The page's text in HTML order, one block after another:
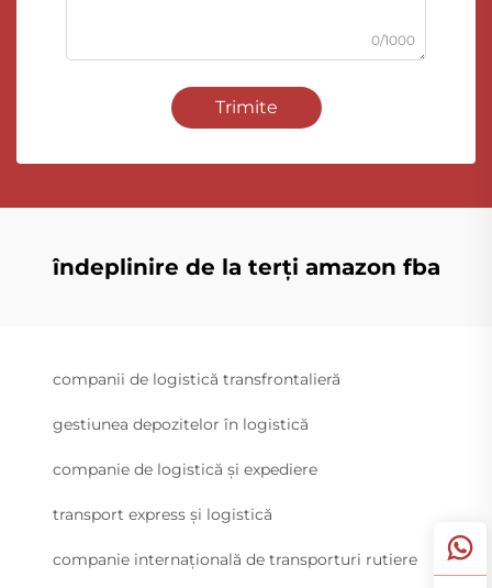
0/1000
Trimite
îndeplinire de la terți amazon fba
companii de logistică transfrontalieră
gestiunea depozitelor în logistică
companie de logistică și expediere
transport express și logistică
companie internațională de transporturi rutiere